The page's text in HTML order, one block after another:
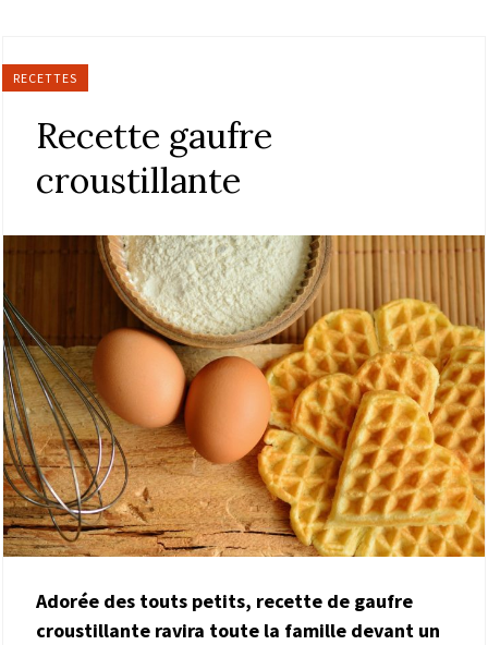
RECETTES
Recette gaufre
croustillante
Adorée des touts petits, recette de gaufre
croustillante ravira toute la famille devant un